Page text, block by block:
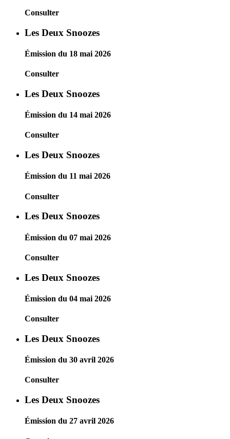
Consulter
Les Deux Snoozes
Émission du 18 mai 2026
Consulter
Les Deux Snoozes
Émission du 14 mai 2026
Consulter
Les Deux Snoozes
Émission du 11 mai 2026
Consulter
Les Deux Snoozes
Émission du 07 mai 2026
Consulter
Les Deux Snoozes
Émission du 04 mai 2026
Consulter
Les Deux Snoozes
Émission du 30 avril 2026
Consulter
Les Deux Snoozes
Émission du 27 avril 2026